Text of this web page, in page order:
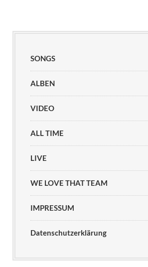
SONGS
ALBEN
VIDEO
ALL TIME
LIVE
WE LOVE THAT TEAM
IMPRESSUM
Datenschutzerklärung